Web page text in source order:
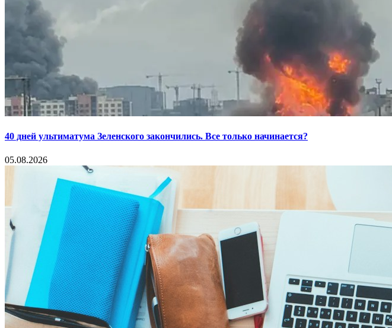
40 дней ультиматума Зеленского закончились. Все только начинается?
05.08.2026